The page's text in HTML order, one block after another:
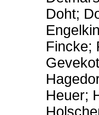
Doht;
Fincke;
Heuer;